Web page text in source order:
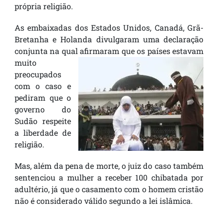
própria religião.
As embaixadas dos Estados Unidos, Canadá, Grã-
Bretanha e Holanda divulgaram uma declaração
conjunta na qual afirmaram queos países estavam
muito
preocupados
com o caso e
pediram que o
governo do
Sudão respeite
a liberdade de
religião.
Mas, além da pena de morte, o juiz do caso também
sentenciou a mulher a receber 100 chibatada por
adultério, já que o casamento com o homem cristão
não é considerado válido segundo a lei islâmica.